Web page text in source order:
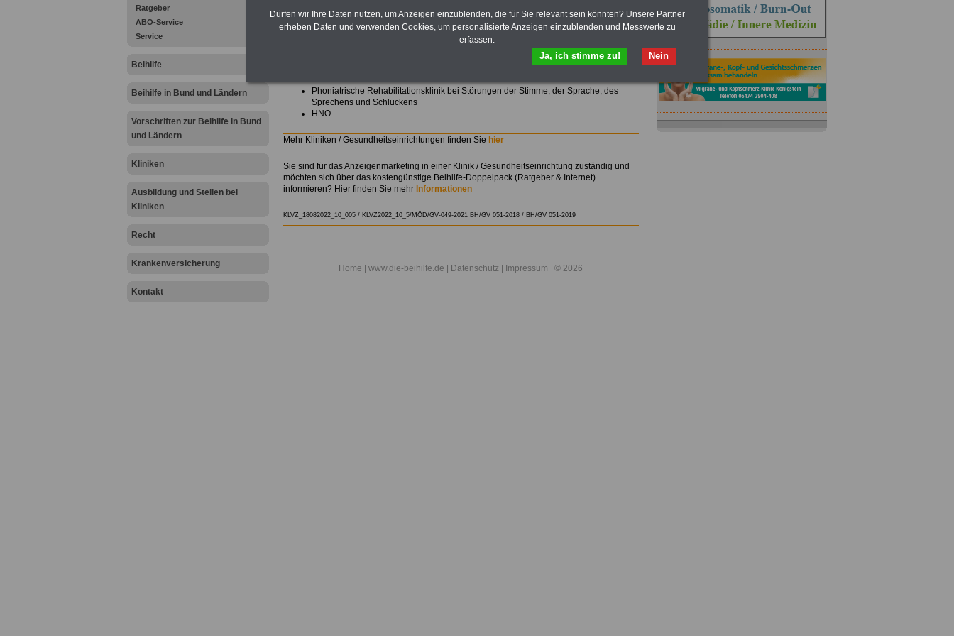
Ratgeber
ABO-Service
Service
Beihilfe
Beihilfe in Bund und Ländern
Vorschriften zur Beihilfe in Bund
und Ländern
Kliniken
Ausbildung und Stellen bei
Kliniken
Recht
Krankenversicherung
Kontakt
Einfach Bild anklicken
.
Phoniatrische Rehabilitationsklinik bei Störungen der Stimme, der Sprache, des
Sprechens und Schluckens
HNO
Mehr Kliniken / Gesundheitseinrichtungen finden Sie hier
Sie sind für das Anzeigenmarketing in einer Klinik / Gesundheitseinrichtung zuständig und
möchten sich über das kostengünstige Beihilfe-Doppelpack (Ratgeber & Internet)
informieren? Hier finden Sie mehr Informationen
KLVZ_18082022_10_005 / KLVZ2022_10_5/MÖD/GV-049-2021 BH/GV 051-2018/ BH/GV 051-2019
Home | www.die-beihilfe.de | Datenschutz Impressum © 2026
Dürfen wir Ihre Daten nutzen, um Anzeigen einzublenden, die für Sie relevant sein könnten? Unsere Partner
erheben Daten und verwenden Cookies, um personalisierte Anzeigen einzublenden und Messwerte zu
erfassen.
Nein
Ja, ich stimme zu!